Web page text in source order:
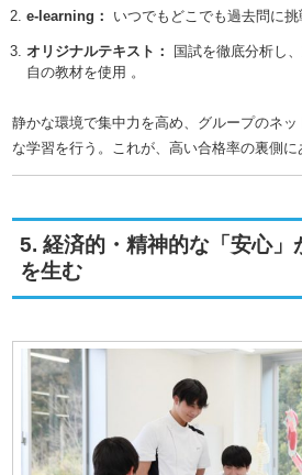
e-learning： いつでもどこでも過去問に
オリジナルテキスト：
国試を徹底分析し
自の教材を使用 。
静かな環境で集中力を高め、グループのネ
な学習を行う。これが、高い合格率の裏側に
5. 経済的・精神的な「安心」
を生む